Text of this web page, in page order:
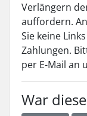
Verlängern
auffordern.
Sie keine
Zahlungen.
per E-Mail an
War